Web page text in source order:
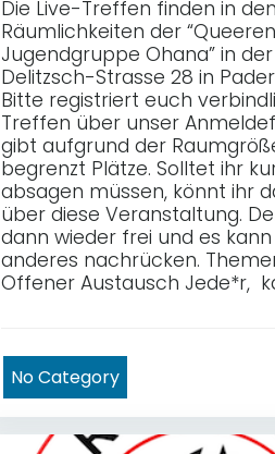
Die Live-Treffen finden in den
Räumlichkeiten der “Queeren
Jugendgruppe Ohana” in
Delitzsch-Strasse 28 in
Bitte registriert euch
Treffen über unser
gibt aufgrund der
begrenzt Plätze. Solltet ihr
absagen müssen, könnt ihr
über diese Veranstaltung.
dann wieder frei und es
anderes nachrücken.
Offener Austausch Jede*r,
No Category